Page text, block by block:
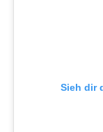
Sieh dir